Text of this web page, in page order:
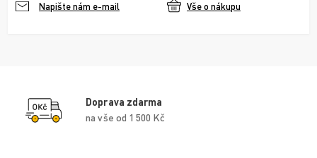
Napište nám e-mail Vše o nákupu
Doprava zdarma
na vše od 1 500 Kč